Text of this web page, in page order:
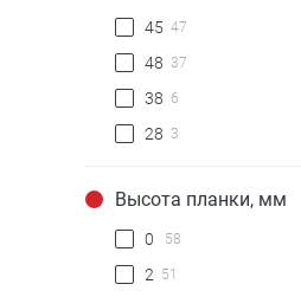
45 47
48 37
38 6
28 3
Высота планки, мм
0 58
2 51